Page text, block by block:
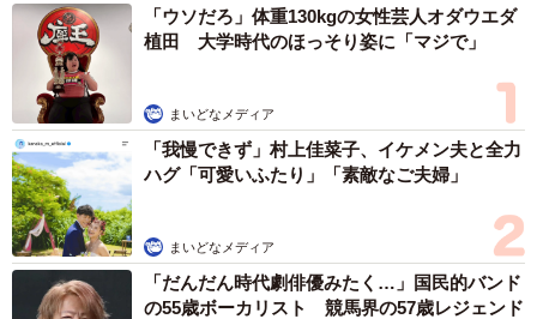
訪れた現場は、飼い主が管理会社に退去することを告げず
に引っ越してしまったという部屋。家賃が支払われず、管
理会社が部屋を確認したところ、置き去りになった猫を発
見したそうです。
部屋に入った本田さんは、瀕死の状態で倒れていた猫を急
いで病院へ運びました。獣医からは「今日が山」と宣告。
とにかく極度の脱水を改善させることを優先しながら、血
管からの点滴やインターフェロン治療、抗生剤の投与、そ
「ウソだろ」体重130kgの女性芸人オダウエダ
植田 大学時代のほっそり姿に「マジで」
まいどなメディア
「我慢できず」村上佳菜子、イケメン夫と全力
ハグ「可愛いふたり」「素敵なご夫婦」
まいどなメディア
「だんだん時代劇俳優みたく…」国民的バンド
の55歳ボーカリスト 競馬界の57歳レジェンド